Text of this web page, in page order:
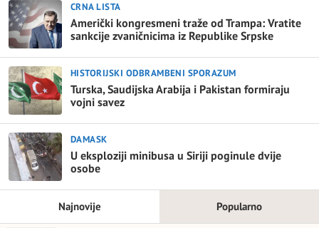
CRNA LISTA
Američki kongresmeni traže od Trampa: Vratite
sankcije zvaničnicima iz Republike Srpske
HISTORIJSKI ODBRAMBENI SPORAZUM
Turska, Saudijska Arabija i Pakistan formiraju
vojni savez
DAMASK
U eksploziji minibusa u Siriji poginule dvije
osobe
Najnovije Popularno